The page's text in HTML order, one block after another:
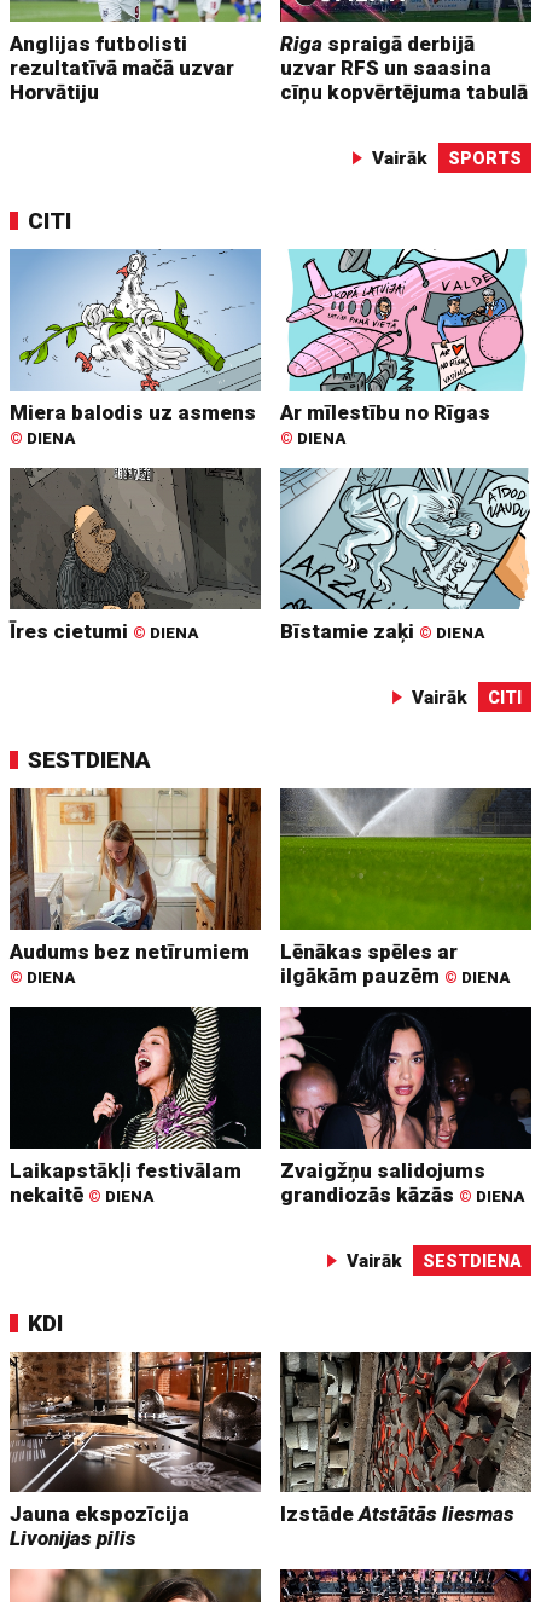
Anglijas futbolisti
rezultatīvā mačā uzvar
Horvātiju
Riga spraigā derbijā
uzvar RFS un saasina
cīņu kopvērtējuma tabulā
Vairāk SPORTS
CITI
Miera balodis uz asmens
© DIENA
Ar mīlestību no Rīgas
© DIENA
Īres cietumi © DIENA Bīstamie zaķi © DIENA
Vairāk CITI
SESTDIENA
Audums bez netīrumiem
© DIENA
Lēnākas spēles ar
ilgākām pauzēm © DIENA
Laikapstākļi festivālam
nekaitē © DIENA
Zvaigžņu salidojums
grandiozās kāzās © DIENA
Vairāk SESTDIENA
KDI
Jauna ekspozīcija
Livonijas pilis
IzstādeAtstātās liesmas